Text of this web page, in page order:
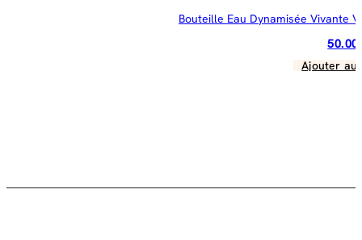
Bouteille Eau Dynamisée Vivante
50.00
Ajouter au